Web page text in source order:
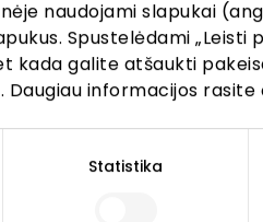
naudojami slapukai
Spustelėdami „Leisti
kada galite atšaukti
Daugiau informacijos
Statistika